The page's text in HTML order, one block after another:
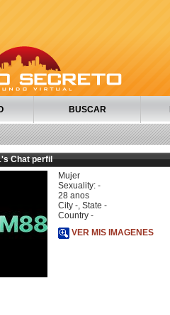
BUSCAR
Chat perfil
Mujer
Sexuality: -
28 anos
City -, State -
Country -
VER MIS IMAGENES